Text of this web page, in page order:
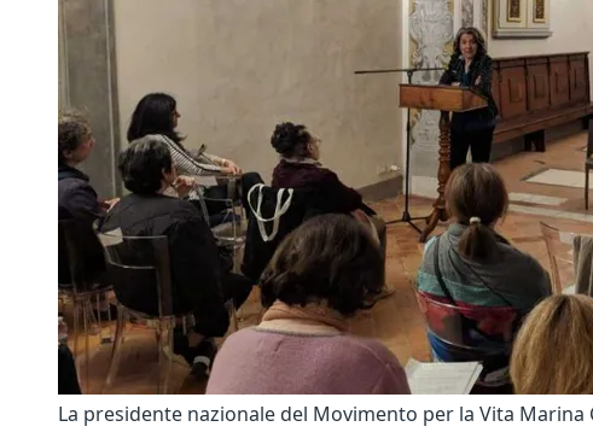
La presidente nazionale del Movimento per la Vita